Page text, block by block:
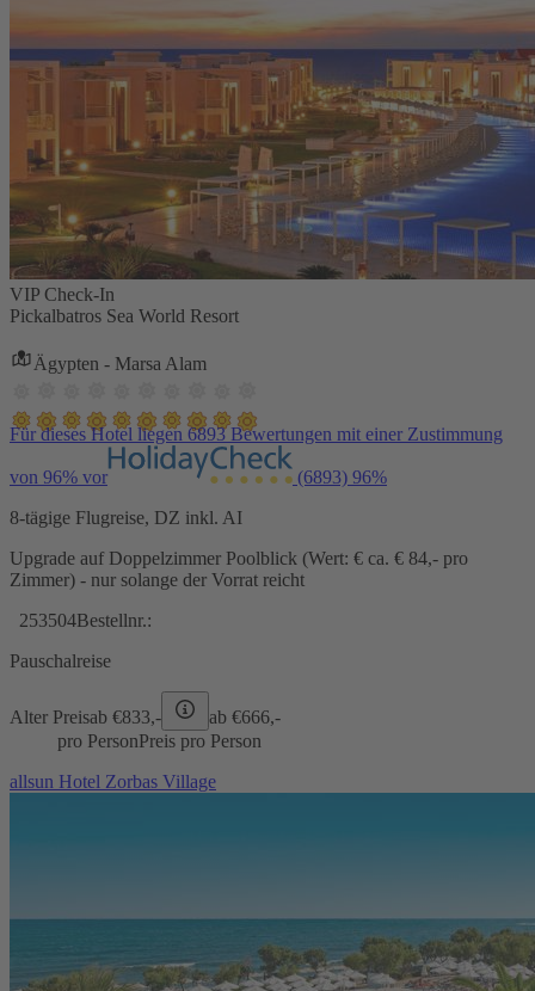
VIP Check-In
Pickalbatros Sea World Resort
Ägypten - Marsa Alam
Für dieses Hotel liegen 6893 Bewertungen mit einer Zustimmung
von 96% vor (6893) 96%
8-tägige Flugreise, DZ inkl. AI
Upgrade auf Doppelzimmer Poolblick (Wert: € ca. € 84,- pro
Zimmer) - nur solange der Vorrat reicht
253504Bestellnr.:
Pauschalreise
Alter Preisab €833,- ab €666,-
pro PersonPreis pro Person
allsun Hotel Zorbas Village